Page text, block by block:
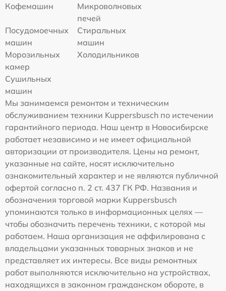
Кофемашин
Микроволновых
печей
Посудомоечных
машин
Стиральных
машин
Морозильных
камер
Холодильников
Сушильных
машин
Мы занимаемся ремонтом и техническим
обслуживанием техники Kuppersbusch по истечении
гарантийного периода. Наш центр в Новосибирске
работает независимо и не имеет официальной
авторизации от производителя. Цены на ремонт,
указанные на сайте, носят исключительно
ознакомительный характер и не являются публичной
офертой согласно п. 2 ст. 437 ГК РФ. Названия и
обозначения торговой марки Kuppersbusch
упоминаются только в информационных целях —
чтобы обозначить перечень техники, с которой мы
работаем. Наша организация не аффилирована с
владельцами указанных товарных знаков и не
представляет их интересы. Все виды ремонтных
работ выполняются исключительно на устройствах,
находящихся в законном гражданском обороте, в